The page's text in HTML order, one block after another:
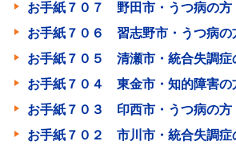
お手紙７０７ 野田市・うつ病の方
お手紙７０６ 習志野市・うつ病の
お手紙７０５ 清瀬市・統合失調症
お手紙７０４ 東金市・知的障害の
お手紙７０３ 印西市・うつ病の方
お手紙７０２ 市川市・統合失調症